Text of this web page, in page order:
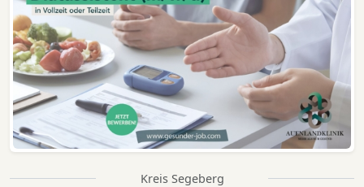
Kreis Segeberg